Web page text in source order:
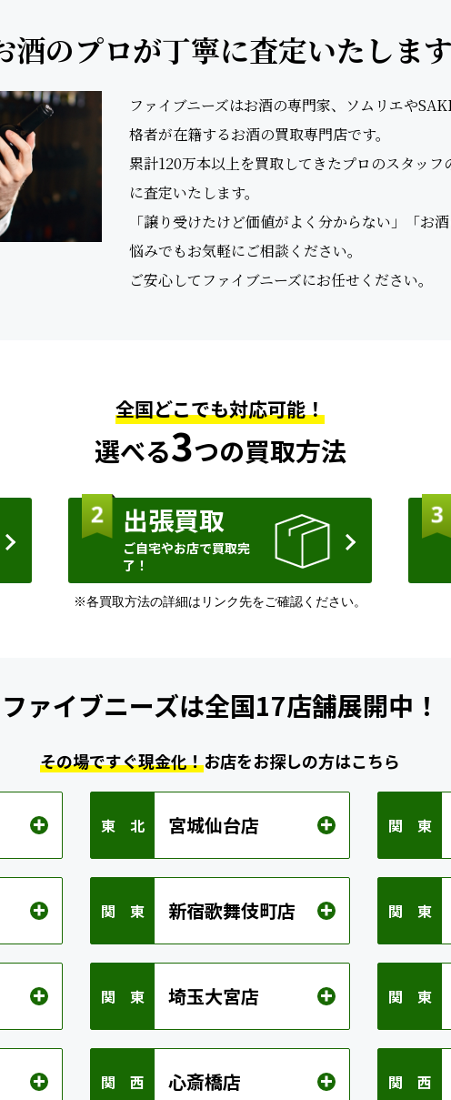
酒のプロが丁寧に査定いたします
ファイブニーズはお酒の専門家、ソムリエや
格者が在籍するお酒の買取専門店です。
累計120万本以上を買取してきたプロのスタッ
に査定いたします。
「譲り受けたけど価値がよく分からない」「お
悩みでもお気軽にご相談ください。
ご安心してファイブニーズにお任せください。
全国どこでも対応可能！
選べる3つの買取方法
出張買取
ご自宅やお店で買取完
了！
※各買取方法の詳細はリンク先をご確認ください。
ファイブニーズは全国17店舗展開中！
その場ですぐ現金化！お店をお探しの方はこちら
東 北 宮城仙台店 関 東
関 東 新宿歌舞伎町店 関 東
関 東 埼玉大宮店 関 東
関 西 心斎橋店 関 西